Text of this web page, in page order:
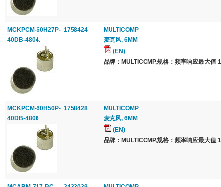
MCKPCM-60H27P-
40DB-4804.
1758424
MULTICOMP
麦克风, 6MM
(EN)
品牌：MULTICOMP,规格：频率响应最大值
MCKPCM-60H50P-
40DB-4806
1758428
MULTICOMP
麦克风, 6MM
(EN)
品牌：MULTICOMP,规格：频率响应最大值